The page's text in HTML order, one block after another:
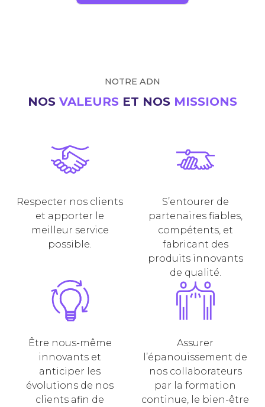
NOTRE ADN
NOS VALEURS ET NOS MISSIONS
Respecter nos clients
et apporter le
meilleur service
possible.
S’entourer de
partenaires fiables,
compétents, et
fabricant des
produits innovants
de qualité.
Être nous-même
innovants et
anticiper les
évolutions de nos
clients afin de
Assurer
l’épanouissement de
nos collaborateurs
par la formation
continue, le bien-être